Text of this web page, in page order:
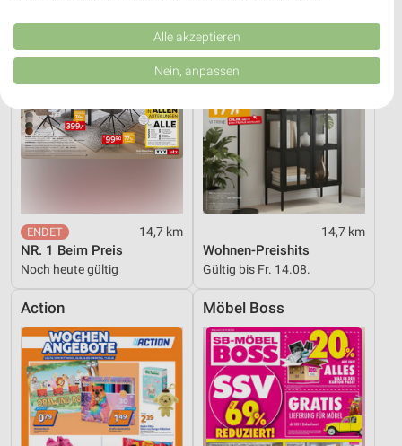
14,7 km
NR. 1 Beim Preis
Noch heute gültig
14,7 km
Wohnen-Preishits
Gültig bis Fr. 14.08.
Action Möbel Boss
Kombinationen von Daten aus verschiedenen Quellen. Entwicklung und
Verbesserung der Angebote. Verwendung reduzierter Daten zur Auswahl
von Inhalten.
Daten können außerhalb der Europäischen Union weitergegeben und in die
Website/App.
Partnerliste anzeigen (1 IAB-Anbieter)
Wir nutzen Ihre Daten für folgende Zwecke:
Speichern von oder Zugriff auf Informationen
auf einem Endgerät
Verwendung reduzierter Daten zur Auswahl von
Werbeanzeigen
Erstellung von Profilen für personalisierte
Werbung
Verwendung von Profilen zur Auswahl
personalisierter Werbung
Erstellung von Profilen zur Personalisierung
von Inhalten
Alle akzeptieren
Nein, anpassen